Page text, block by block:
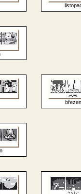
březen